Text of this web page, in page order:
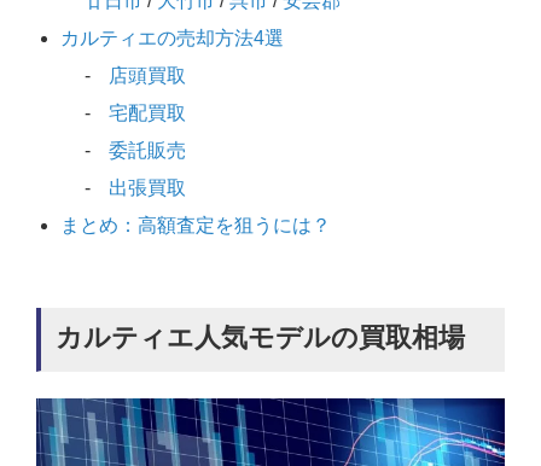
カルティエの売却方法4選
店頭買取
宅配買取
委託販売
出張買取
まとめ：高額査定を狙うには？
カルティエ人気モデルの買取相場